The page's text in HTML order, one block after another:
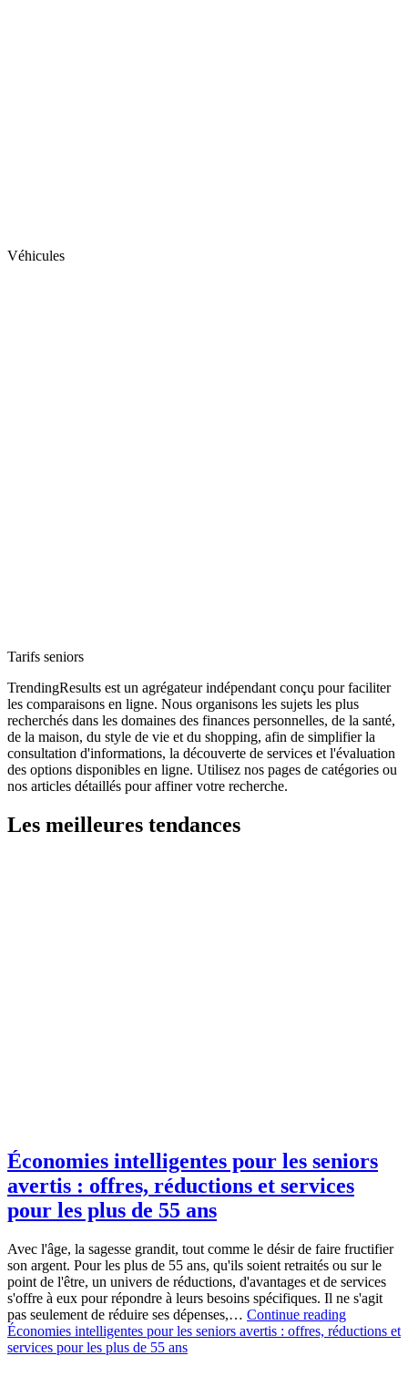
Véhicules
Tarifs seniors
TrendingResults est un agrégateur indépendant conçu pour faciliter
les comparaisons en ligne. Nous organisons les sujets les plus
recherchés dans les domaines des finances personnelles, de la santé,
de la maison, du style de vie et du shopping, afin de simplifier la
consultation d'informations, la découverte de services et l'évaluation
des options disponibles en ligne. Utilisez nos pages de catégories ou
nos articles détaillés pour affiner votre recherche.
Les meilleures tendances
Économies intelligentes pour les seniors
avertis : offres, réductions et services
pour les plus de 55 ans
Avec l'âge, la sagesse grandit, tout comme le désir de faire fructifier
son argent. Pour les plus de 55 ans, qu'ils soient retraités ou sur le
point de l'être, un univers de réductions, d'avantages et de services
s'offre à eux pour répondre à leurs besoins spécifiques. Il ne s'agit
pas seulement de réduire ses dépenses,… Continue reading
Économies intelligentes pour les seniors avertis : offres, réductions et
services pour les plus de 55 ans